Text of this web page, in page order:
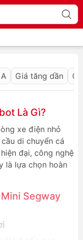
Giá tăng dần
Là Gì?
xe điện nhỏ
di chuyển cá
đại, công nghệ
là lựa chọn hoàn
Segway